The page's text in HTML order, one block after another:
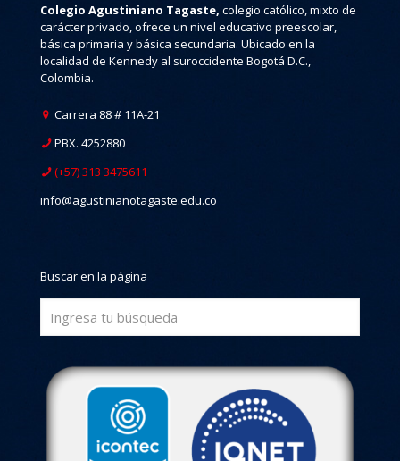
Colegio Agustiniano Tagaste, colegio católico, mixto de
carácter privado, ofrece un nivel educativo preescolar,
básica primaria y básica secundaria. Ubicado en la
localidad de Kennedy al suroccidente Bogotá D.C.,
Colombia.
Carrera 88 # 11A-21
PBX. 4252880
(+57) 313 3475611
info@agustinianotagaste.edu.co
Buscar en la página